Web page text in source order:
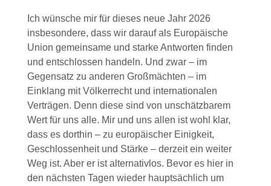
Ich wünsche mir für dieses neue Jahr 2026
insbesondere, dass wir darauf als Europäische
Union gemeinsame und starke Antworten finden
und entschlossen handeln. Und zwar – im
Gegensatz zu anderen Großmächten – im
Einklang mit Völkerrecht und internationalen
Verträgen. Denn diese sind von unschätzbarem
Wert für uns alle. Mir und uns allen ist wohl klar,
dass es dorthin – zu europäischer Einigkeit,
Geschlossenheit und Stärke – derzeit ein weiter
Weg ist. Aber er ist alternativlos. Bevor es hier in
den nächsten Tagen wieder hauptsächlich um